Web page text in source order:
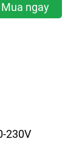
Mua ngay
230V